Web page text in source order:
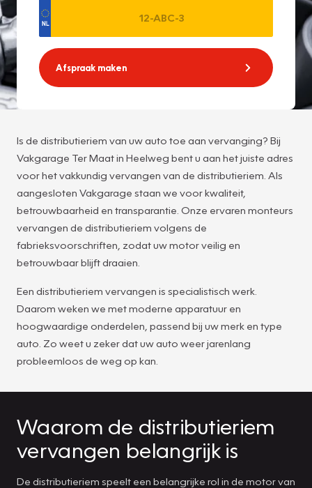
Afspraak maken
Is de distributieriem van uw auto toe aan vervanging? Bij
Vakgarage Ter Maat in Heelweg bent u aan het juiste adres
voor het vakkundig vervangen van de distributieriem. Als
aangesloten Vakgarage staan we voor kwaliteit,
betrouwbaarheid en transparantie. Onze ervaren monteurs
vervangen de distributieriem volgens de
fabrieksvoorschriften, zodat uw motor veilig en
betrouwbaar blijft draaien.
Een distributieriem vervangen is specialistisch werk.
Daarom weken we met moderne apparatuur en
hoogwaardige onderdelen, passend bij uw merk en type
auto. Zo weet u zeker dat uw auto weer jarenlang
probleemloos de weg op kan.
Waarom de distributieriem
vervangen belangrijk is
De distributieriem speelt een belangrijke rol in de motor van